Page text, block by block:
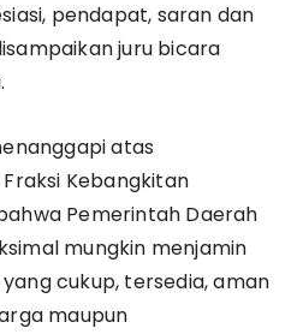
pendapat, saran dan
juru bicara
atas
Kebangkitan
Pemerintah Daerah
mungkin menjamin
cukup, tersedia, aman
maupun